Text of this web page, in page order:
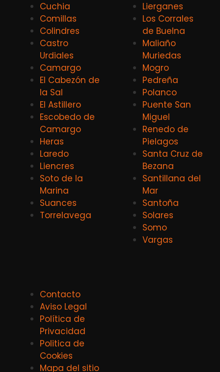
Cuchia
Comillas
Colindres
Castro
Urdiales
Camargo
El Cabezón de
la Sal
El Astillero
Escobedo de
Camargo
Heras
Laredo
Liencres
Soto de la
Marina
Suances
Torrelavega
Lierganes
Los Corrales
de Buelna
Maliaño
Muriedas
Mogro
Pedreña
Polanco
Puente San
Miguel
Renedo de
Pielagos
Santa Cruz de
Bezana
Santillana del
Mar
Santoña
Solares
Somo
Vargas
Contacto
Aviso Legal
Política de
Privacidad
Politica de
Cookies
Mapa del sitio